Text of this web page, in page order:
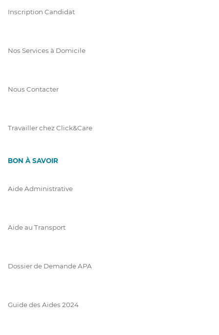
Inscription Candidat
Nos Services à Domicile
Nous Contacter
Travailler chez Click&Care
BON À SAVOIR
Aide Administrative
Aide au Transport
Dossier de Demande APA
Guide des Aides 2024